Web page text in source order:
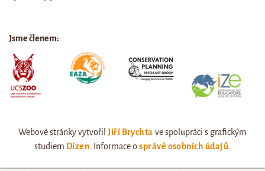
Jsme členem:
Webové stránky vytvořilJiří Brychta ve spolupráci s grafickým
studiem Dizen . Informace osprávě osobních údajů